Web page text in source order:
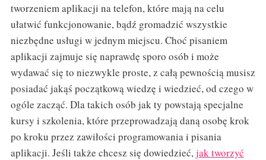
tworzeniem aplikacji na telefon, które mają na celu
ułatwić funkcjonowanie, bądź gromadzić wszystkie
niezbędne usługi w jednym miejscu. Choć pisaniem
aplikacji zajmuje się naprawdę sporo osób i może
wydawać się to niezwykle proste, z całą pewnością musisz
posiadać jakąś początkową wiedzę i wiedzieć, od czego w
ogóle zacząć. Dla takich osób jak ty powstają specjalne
kursy i szkolenia, które przeprowadzają daną osobę krok
po kroku przez zawiłości programowania i pisania
aplikacji. Jeśli także chcesz się dowiedzieć,jak tworzyć